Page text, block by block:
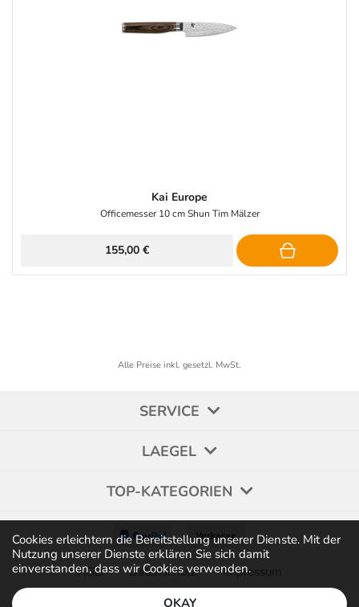
Cookies erleichtern die Bereitstellung unserer Dienste. Mit der
Nutzung unserer Dienste erklären Sie sich damit
einverstanden, dass wir Cookies verwenden.
OKAY
Kai Europe
Officemesser 10 cm Shun Tim Mälzer
155,00 €
Alle Preise inkl. gesetzl. MwSt.
SERVICE
LAEGEL
TOP-KATEGORIEN
AGB Datenschutz Impressum